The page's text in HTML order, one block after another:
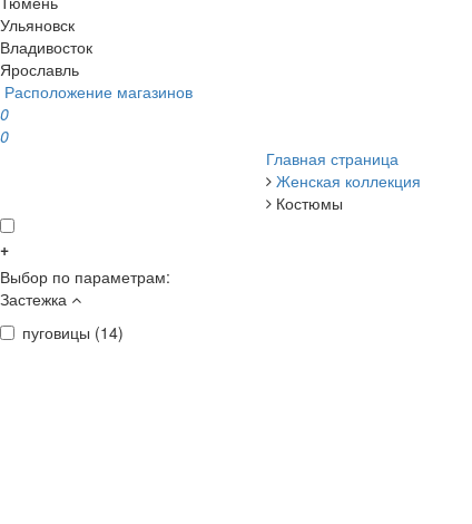
Ульяновск
Владивосток
Ярославль
Расположение магазинов
0
0
Главная страница
Женская коллекция
Костюмы
+
Выбор по параметрам:
Застежка
пуговицы (14)